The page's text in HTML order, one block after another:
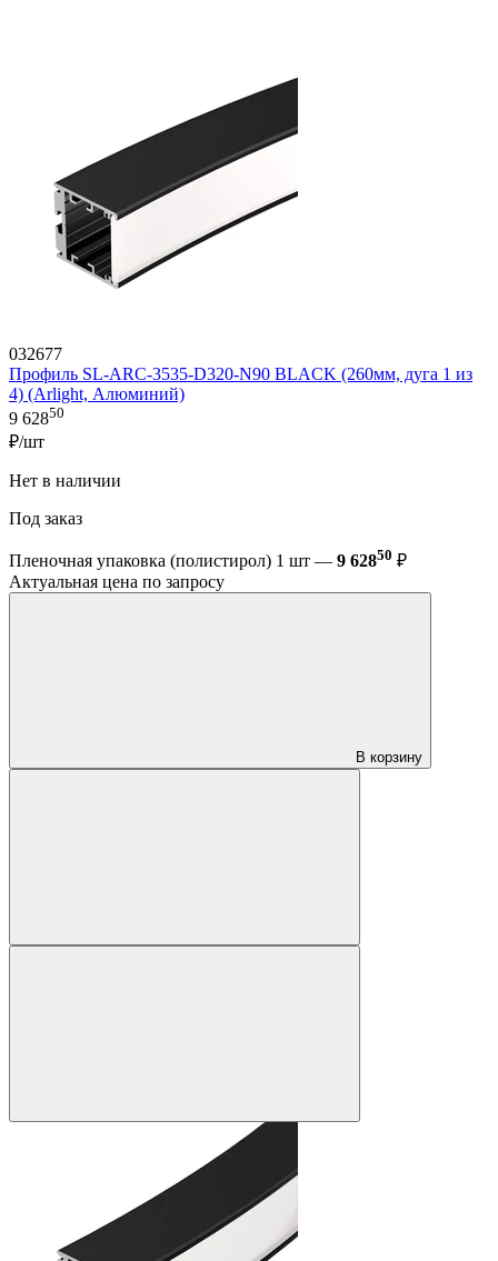
032677
Профиль SL-ARC-3535-D320-N90 BLACK (260мм, дуга 1 из
4) (Arlight, Алюминий)
9 62850
₽/шт
Нет в наличии
Под заказ
Пленочная упаковка (полистирол) 1 шт — 9 62850 ₽
Актуальная цена по запросу
В корзину